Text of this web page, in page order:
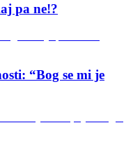
pa ne!?
“Bog se mi je